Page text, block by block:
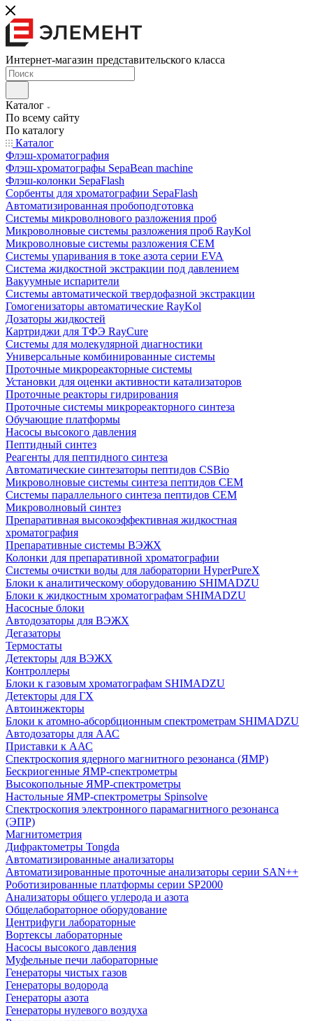
Интернет-магазин представительского класса
Каталог
По всему сайту
По каталогу
Каталог
Флэш-хроматография
Флэш-хроматографы SepaBean machine
Флэш-колонки SepaFlash
Сорбенты для хроматографии SepaFlash
Автоматизированная пробоподготовка
Системы микроволнового разложения проб
Микроволновые системы разложения проб RayKol
Микроволновые системы разложения CEM
Системы упаривания в токе азота серии EVA
Система жидкостной экстракции под давлением
Вакуумные испарители
Системы автоматической твердофазной экстракции
Гомогенизаторы автоматические RayKol
Дозаторы жидкостей
Картриджи для ТФЭ RayCure
Системы для молекулярной диагностики
Универсальные комбинированные системы
Проточные микрореакторные системы
Установки для оценки активности катализаторов
Проточные реакторы гидрирования
Проточные системы микрореакторного синтеза
Обучающие платформы
Насосы высокого давления
Пептидный синтез
Реагенты для пептидного синтеза
Автоматические синтезаторы пептидов CSBio
Микроволновые системы синтеза пептидов CEM
Системы параллельного синтеза пептидов CEM
Микроволновый синтез
Препаративная высокоэффективная жидкостная
хроматография
Препаративные системы ВЭЖХ
Колонки для препаративной хроматографии
Системы очистки воды для лаборатории HyperPureX
Блоки к аналитическому оборудованию SHIMADZU
Блоки к жидкостным хроматографам SHIMADZU
Насосные блоки
Автодозаторы для ВЭЖХ
Дегазаторы
Термостаты
Детекторы для ВЭЖХ
Контроллеры
Блоки к газовым хроматографам SHIMADZU
Детекторы для ГХ
Автоинжекторы
Блоки к атомно-абсорбционным спектрометрам SHIMADZU
Автодозаторы для ААС
Приставки к ААС
Спектроскопия ядерного магнитного резонанса (ЯМР)
Бескриогенные ЯМР‑спектрометры
Высокопольные ЯМР‑спектрометры
Настольные ЯМР‑спектрометры Spinsolve
Спектроскопия электронного парамагнитного резонанса
(ЭПР)
Магнитометрия
Дифрактометры Tongda
Автоматизированные анализаторы
Автоматизированные проточные анализаторы серии SAN++
Роботизированные платформы серии SP2000
Анализаторы общего углерода и азота
Общелабораторное оборудование
Центрифуги лабораторные
Вортексы лабораторные
Насосы высокого давления
Муфельные печи лабораторные
Генераторы чистых газов
Генераторы водорода
Генераторы азота
Генераторы нулевого воздуха